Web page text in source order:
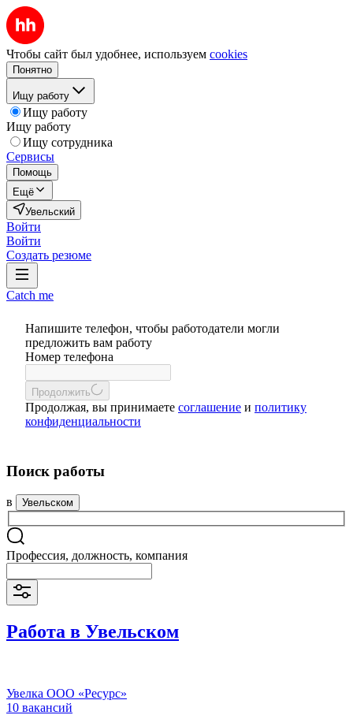
Чтобы сайт был удобнее, используем cookies
Понятно
Ищу работу
Ищу работу
Ищу работу
Ищу сотрудника
Сервисы
Помощь
Ещё
Увельский
Войти
Войти
Создать резюме
Catch me
Напишите телефон, чтобы работодатели могли
предложить вам работу
Номер телефона
Продолжить
Продолжая, вы принимаете соглашение и политику
конфиденциальности
Поиск работы
в Увельском
Профессия, должность, компания
Работа в Увельском
Увелка ООО «Ресурс»
10 вакансий